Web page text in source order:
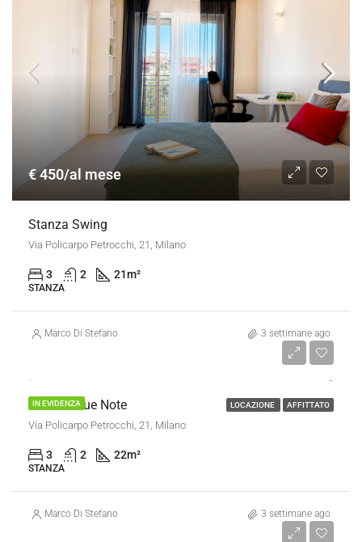
€ 450/al mese
Stanza Swing
Via Policarpo Petrocchi, 21, Milano
3 2 21m²
STANZA
Marco Di Stefano 3 settimane ago
IN EVIDENZA LOCAZIONE AFFITTATO
Stanza Blue Note
Via Policarpo Petrocchi, 21, Milano
3 2 22m²
STANZA
Marco Di Stefano 3 settimane ago